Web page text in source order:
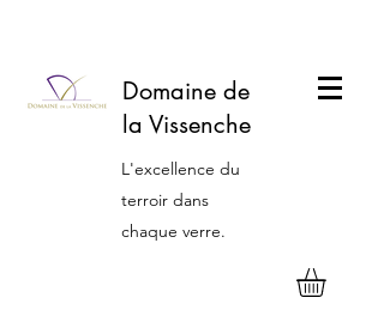
Domaine de
la Vissenche
L'excellence du
terroir dans
chaque verre.